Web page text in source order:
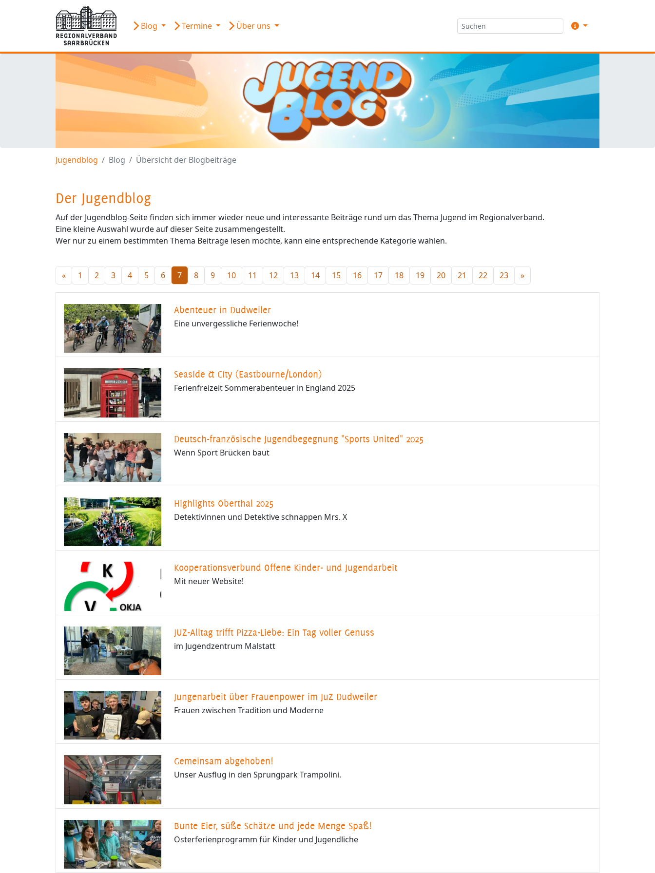
Blog Termine Über uns
Jugendblog Blog Übersicht der Blogbeiträge
Der Jugendblog
Auf der Jugendblog-Seite finden sich immer wieder neue und interessante Beiträge rund um das Thema Jugend im Regionalverband.
Eine kleine Auswahl wurde auf dieser Seite zusammengestellt.
Wer nur zu einem bestimmten Thema Beiträge lesen möchte, kann eine entsprechende Kategorie wählen.
« 1 2 3 4 5 6 7 8 9 10 11 12 13 14 15 16 17 18 19 20 21 22 23 »
Abenteuer in Dudweiler
Eine unvergessliche Ferienwoche!
Seaside & City (Eastbourne/London)
Ferienfreizeit Sommerabenteuer in England 2025
Deutsch-französische Jugendbegegnung "Sports United" 2025
Wenn Sport Brücken baut
Highlights Oberthal 2025
Detektivinnen und Detektive schnappen Mrs. X
Kooperationsverbund Offene Kinder- und Jugendarbeit
Mit neuer Website!
JUZ-Alltag trifft Pizza-Liebe: Ein Tag voller Genuss
im Jugendzentrum Malstatt
Jungenarbeit über Frauenpower im JuZ Dudweiler
Frauen zwischen Tradition und Moderne
Gemeinsam abgehoben!
Unser Ausflug in den Sprungpark Trampolini.
Bunte Eier, süße Schätze und jede Menge Spaß!
Osterferienprogramm für Kinder und Jugendliche